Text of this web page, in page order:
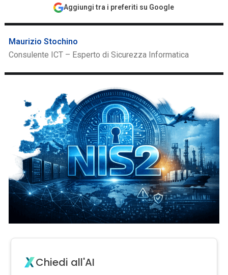
Aggiungi tra i preferiti su Google
Maurizio Stochino
Consulente ICT – Esperto di Sicurezza Informatica
Chiedi all'AI